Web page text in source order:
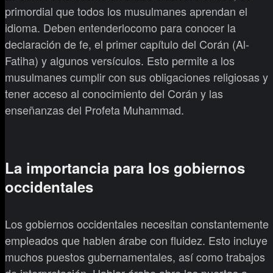
primordial que todos los musulmanes aprendan el
idioma. Deben entenderlocomo para conocer la
declaración de fe, el primer capítulo del Corán (Al-
Fatiha) y algunos versículos. Esto permite a los
musulmanes cumplir con sus obligaciones religiosas y
tener acceso al conocimiento del Corán y las
enseñanzas del Profeta Muhammad.
La importancia para los gobiernos
occidentales
Los gobiernos occidentales necesitan constantemente
empleados que hablen árabe con fluidez. Esto incluye
muchos puestos gubernamentales, así como trabajos